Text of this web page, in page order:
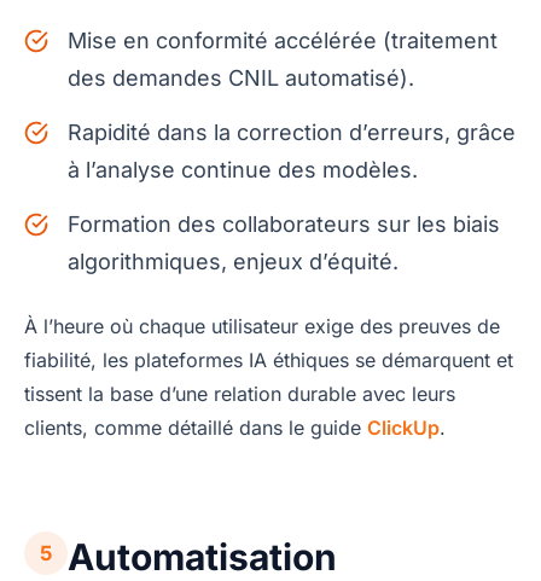
Mise en conformité accélérée (traitement
des demandes CNIL automatisé).
Rapidité dans la correction d’erreurs, grâce
à l’analyse continue des modèles.
Formation des collaborateurs sur les biais
algorithmiques, enjeux d’équité.
À l’heure où chaque utilisateur exige des preuves de
fiabilité, les plateformes IA éthiques se démarquent et
tissent la base d’une relation durable avec leurs
clients, comme détaillé dans le guide ClickUp.
5
Automatisation